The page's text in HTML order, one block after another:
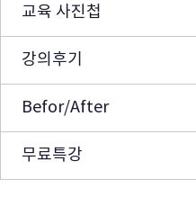
교육 사진첩
강의후기
Befor/After
무료특강